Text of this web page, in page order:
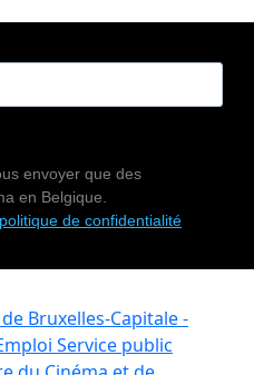
envoyer que des
en Belgique.
de confidentialité
Bruxelles-Capitale -
Service public